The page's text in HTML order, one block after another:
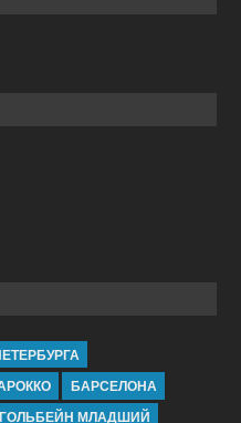
БАРСЕЛОНА
МЛАДШИЙ